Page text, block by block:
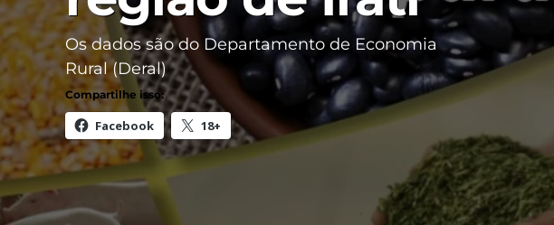
Os dados são do Departamento de Economia
Rural (Deral)
Compartilhe isso:
Facebook 18+